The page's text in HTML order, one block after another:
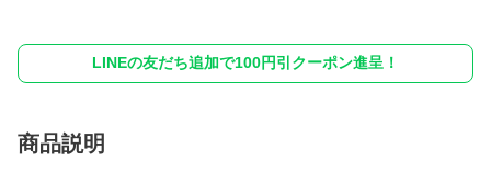
LINEの友だち追加で100円引クーポン進呈！
商品説明